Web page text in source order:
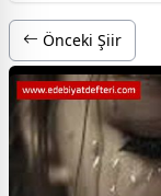
Önceki Şiir